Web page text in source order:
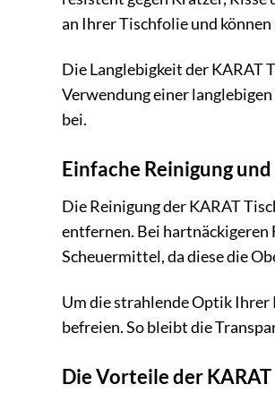
an Ihrer Tischfolie und
Die Langlebigkeit der KARAT
Verwendung einer
bei.
Einfache Reinigung
Die Reinigung der KARAT
entfernen. Bei hartnäckigeren
Scheuermittel, da diese die
Um die strahlende Optik Ihrer
befreien. So bleibt die
Die Vorteile der